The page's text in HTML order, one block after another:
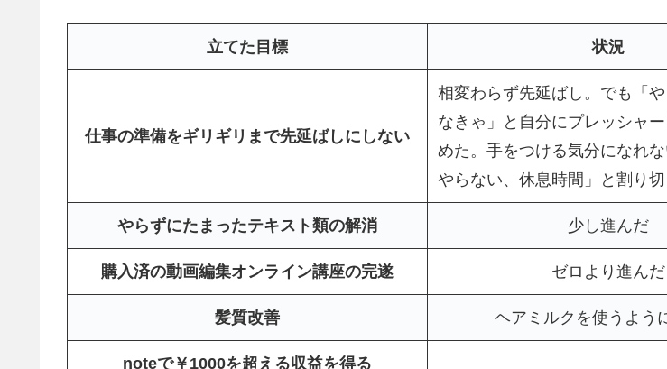
立てた目標 状況
仕事の準備をギリギリまで先延ばしにしない
相変わらず先延ばし。でも「
なきゃ」と自分にプレッシャ
めた。手をつける気分になれ
やらない、休息時間」と割り切
やらずにたまったテキスト類の解消 少し進んだ
購入済の動画編集オンライン講座の完遂 ゼロより進んだ
髪質改善 ヘアミルクを使うよう
noteで￥1000を超える収益を得る